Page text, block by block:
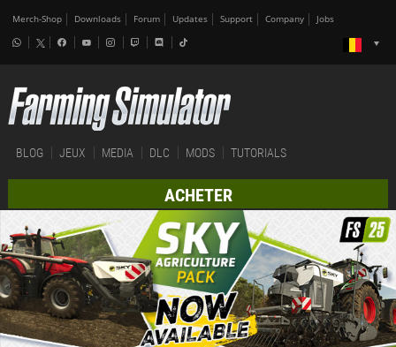
Merch-Shop Downloads Forum Updates Support Company Jobs
BLOG JEUX MEDIA DLC MODS TUTORIALS
ACHETER